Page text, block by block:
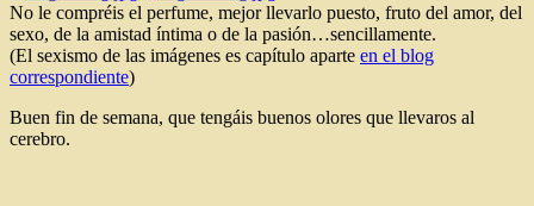
No le compréis el perfume, mejor llevarlo puesto, fruto del amor, del
sexo, de la amistad íntima o de la pasión…sencillamente.
(El sexismo de las imágenes es capítulo aparte en el blog
correspondiente)
Buen fin de semana, que tengáis buenos olores que llevaros al
cerebro.